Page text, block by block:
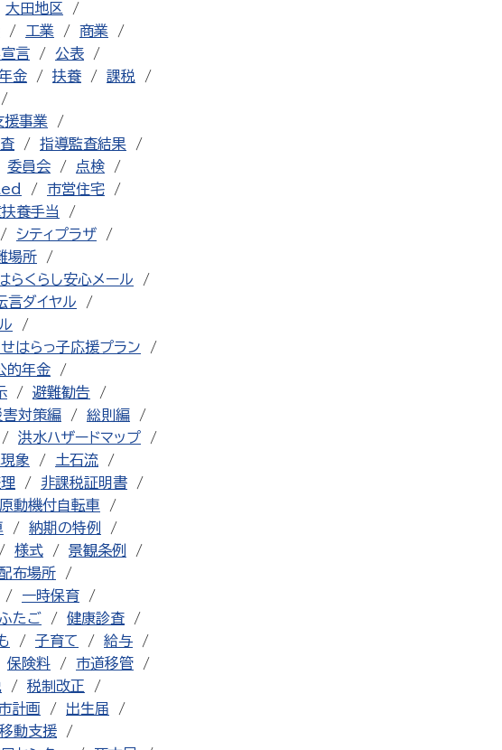
大田地区
工業
商業
言
公表
金 扶養
課税
援事業
指導監査結果
委員会
点検
市営住宅
養手当
シティプラザ
場所
らくらし安心メール
ダイヤル
はらっ子応援プラン
的年金
避難勧告
害対策編
総則編
洪水ハザードマップ
象
土石流
非課税証明書
原動機付自転車
納期の特例
様式
景観条例
布場所
一時保育
ふたご
健康診査
子育て
給与
保険料
市道移管
税制改正
計画
出生届
移動支援